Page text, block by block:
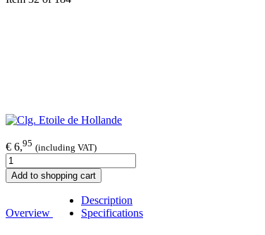
€ 6,95 (including VAT)
Add to shopping cart
Overview
Description
Specifications